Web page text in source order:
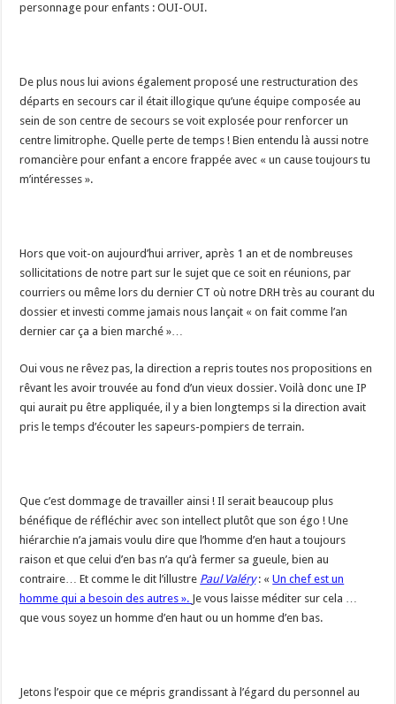
personnage pour enfants : OUI-OUI.
De plus nous lui avions également proposé une restructuration des
départs en secours car il était illogique qu’une équipe composée au
sein de son centre de secours se voit explosée pour renforcer un
centre limitrophe. Quelle perte de temps ! Bien entendu là aussi notre
romancière pour enfant a encore frappée avec « un cause toujours tu
m’intéresses ».
Hors que voit-on aujourd’hui arriver, après 1 an et de nombreuses
sollicitations de notre part sur le sujet que ce soit en réunions, par
courriers ou même lors du dernier CT où notre DRH très au courant du
dossier et investi comme jamais nous lançait « on fait comme l’an
dernier car ça a bien marché »…
Oui vous ne rêvez pas, la direction a repris toutes nos propositions en
rêvant les avoir trouvée au fond d’un vieux dossier. Voilà donc une IP
qui aurait pu être appliquée, il y a bien longtemps si la direction avait
pris le temps d’écouter les sapeurs-pompiers de terrain.
Que c’est dommage de travailler ainsi ! Il serait beaucoup plus
bénéfique de réfléchir avec son intellect plutôt que son égo ! Une
hiérarchie n’a jamais voulu dire que l’homme d’en haut a toujours
raison et que celui d’en bas n’a qu’à fermer sa gueule, bien au
contraire… Et comme le dit l’illustre Paul Valéry: «Un chef est un
homme qui a besoin des autres ». Je vous laisse méditer sur cela …
que vous soyez un homme d’en haut ou un homme d’en bas.
Jetons l’espoir que ce mépris grandissant à l’égard du personnel au